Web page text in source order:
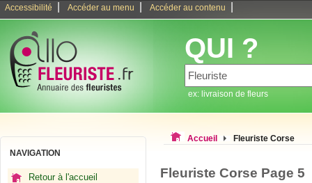
Accessibilité Accéder au menu Accéder au contenu
QUI ?
ex: livraison de fleurs
NAVIGATION
Retour à l'accueil
Accueil Fleuriste Corse
Fleuriste Corse Page 5